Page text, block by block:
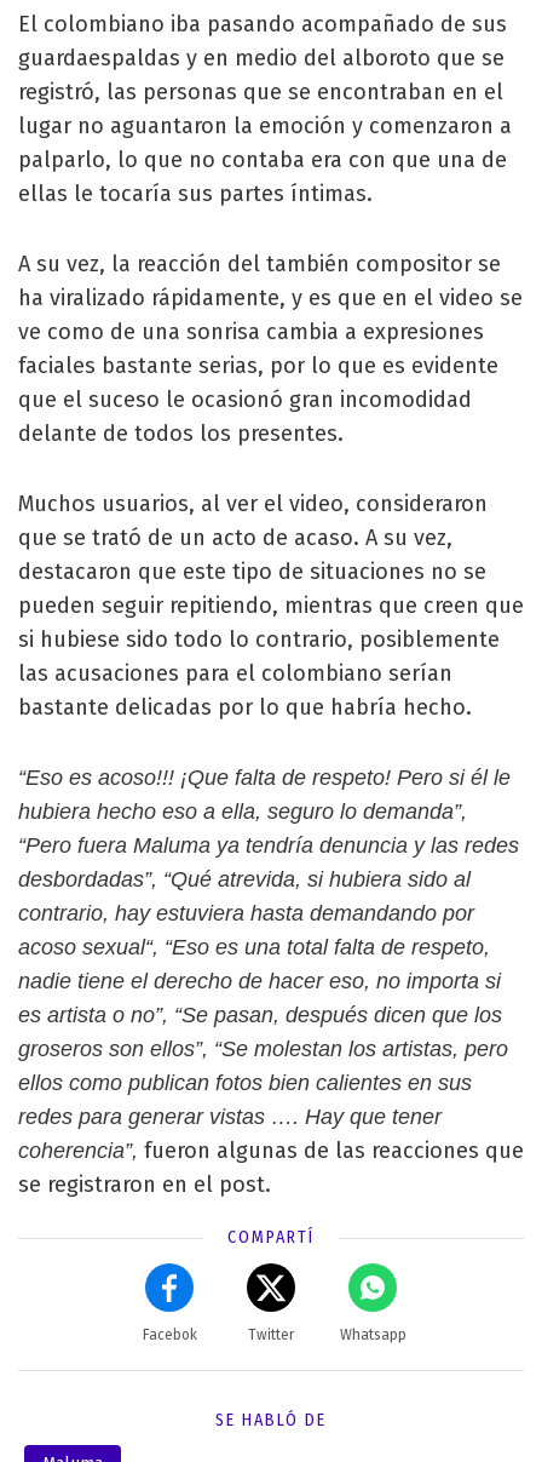
El colombiano iba pasando acompañado de sus
guardaespaldas y en medio del alboroto que se
registró, las personas que se encontraban en el
lugar no aguantaron la emoción y comenzaron a
palparlo, lo que no contaba era con que una de
ellas le tocaría sus partes íntimas.
A su vez, la reacción del también compositor se
ha viralizado rápidamente, y es que en el video se
ve como de una sonrisa cambia a expresiones
faciales bastante serias, por lo que es evidente
que el suceso le ocasionó gran incomodidad
delante de todos los presentes.
Muchos usuarios, al ver el video, consideraron
que se trató de un acto de acaso. A su vez,
destacaron que este tipo de situaciones no se
pueden seguir repitiendo, mientras que creen que
si hubiese sido todo lo contrario, posiblemente
las acusaciones para el colombiano serían
bastante delicadas por lo que habría hecho.
“Eso es acoso!!! ¡Que falta de respeto! Pero si él le
hubiera hecho eso a ella, seguro lo demanda”,
“Pero fuera Maluma ya tendría denuncia y las redes
desbordadas”, “Qué atrevida, si hubiera sido al
contrario, hay estuviera hasta demandando por
acoso sexual“, “Eso es una total falta de respeto,
nadie tiene el derecho de hacer eso, no importa si
es artista o no”, “Se pasan, después dicen que los
groseros son ellos”, “Se molestan los artistas, pero
ellos como publican fotos bien calientes en sus
redes para generar vistas …. Hay que tener
coherencia”, fueron algunas de las reacciones que
se registraron en el post.
COMPARTÍ
Facebok Twitter Whatsapp
SE HABLÓ DE